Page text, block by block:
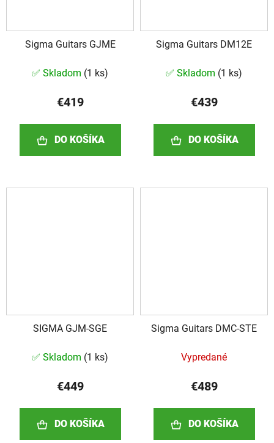
Sigma Guitars GJME
✅ Skladom (1 ks)
€419
DO KOŠÍKA
Sigma Guitars DM12E
✅ Skladom (1 ks)
€439
DO KOŠÍKA
SIGMA GJM-SGE
✅ Skladom (1 ks)
€449
DO KOŠÍKA
Sigma Guitars DMC-STE
Vypredané
€489
DO KOŠÍKA